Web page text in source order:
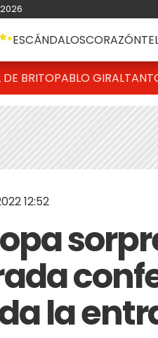
2026
ESCÁNDALOSCORAZÓN
DE BRITOPABLO GIRALT
12:52
la